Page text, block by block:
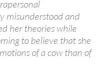
misunderstood and
her theories while
to believe that she
of a cow than of